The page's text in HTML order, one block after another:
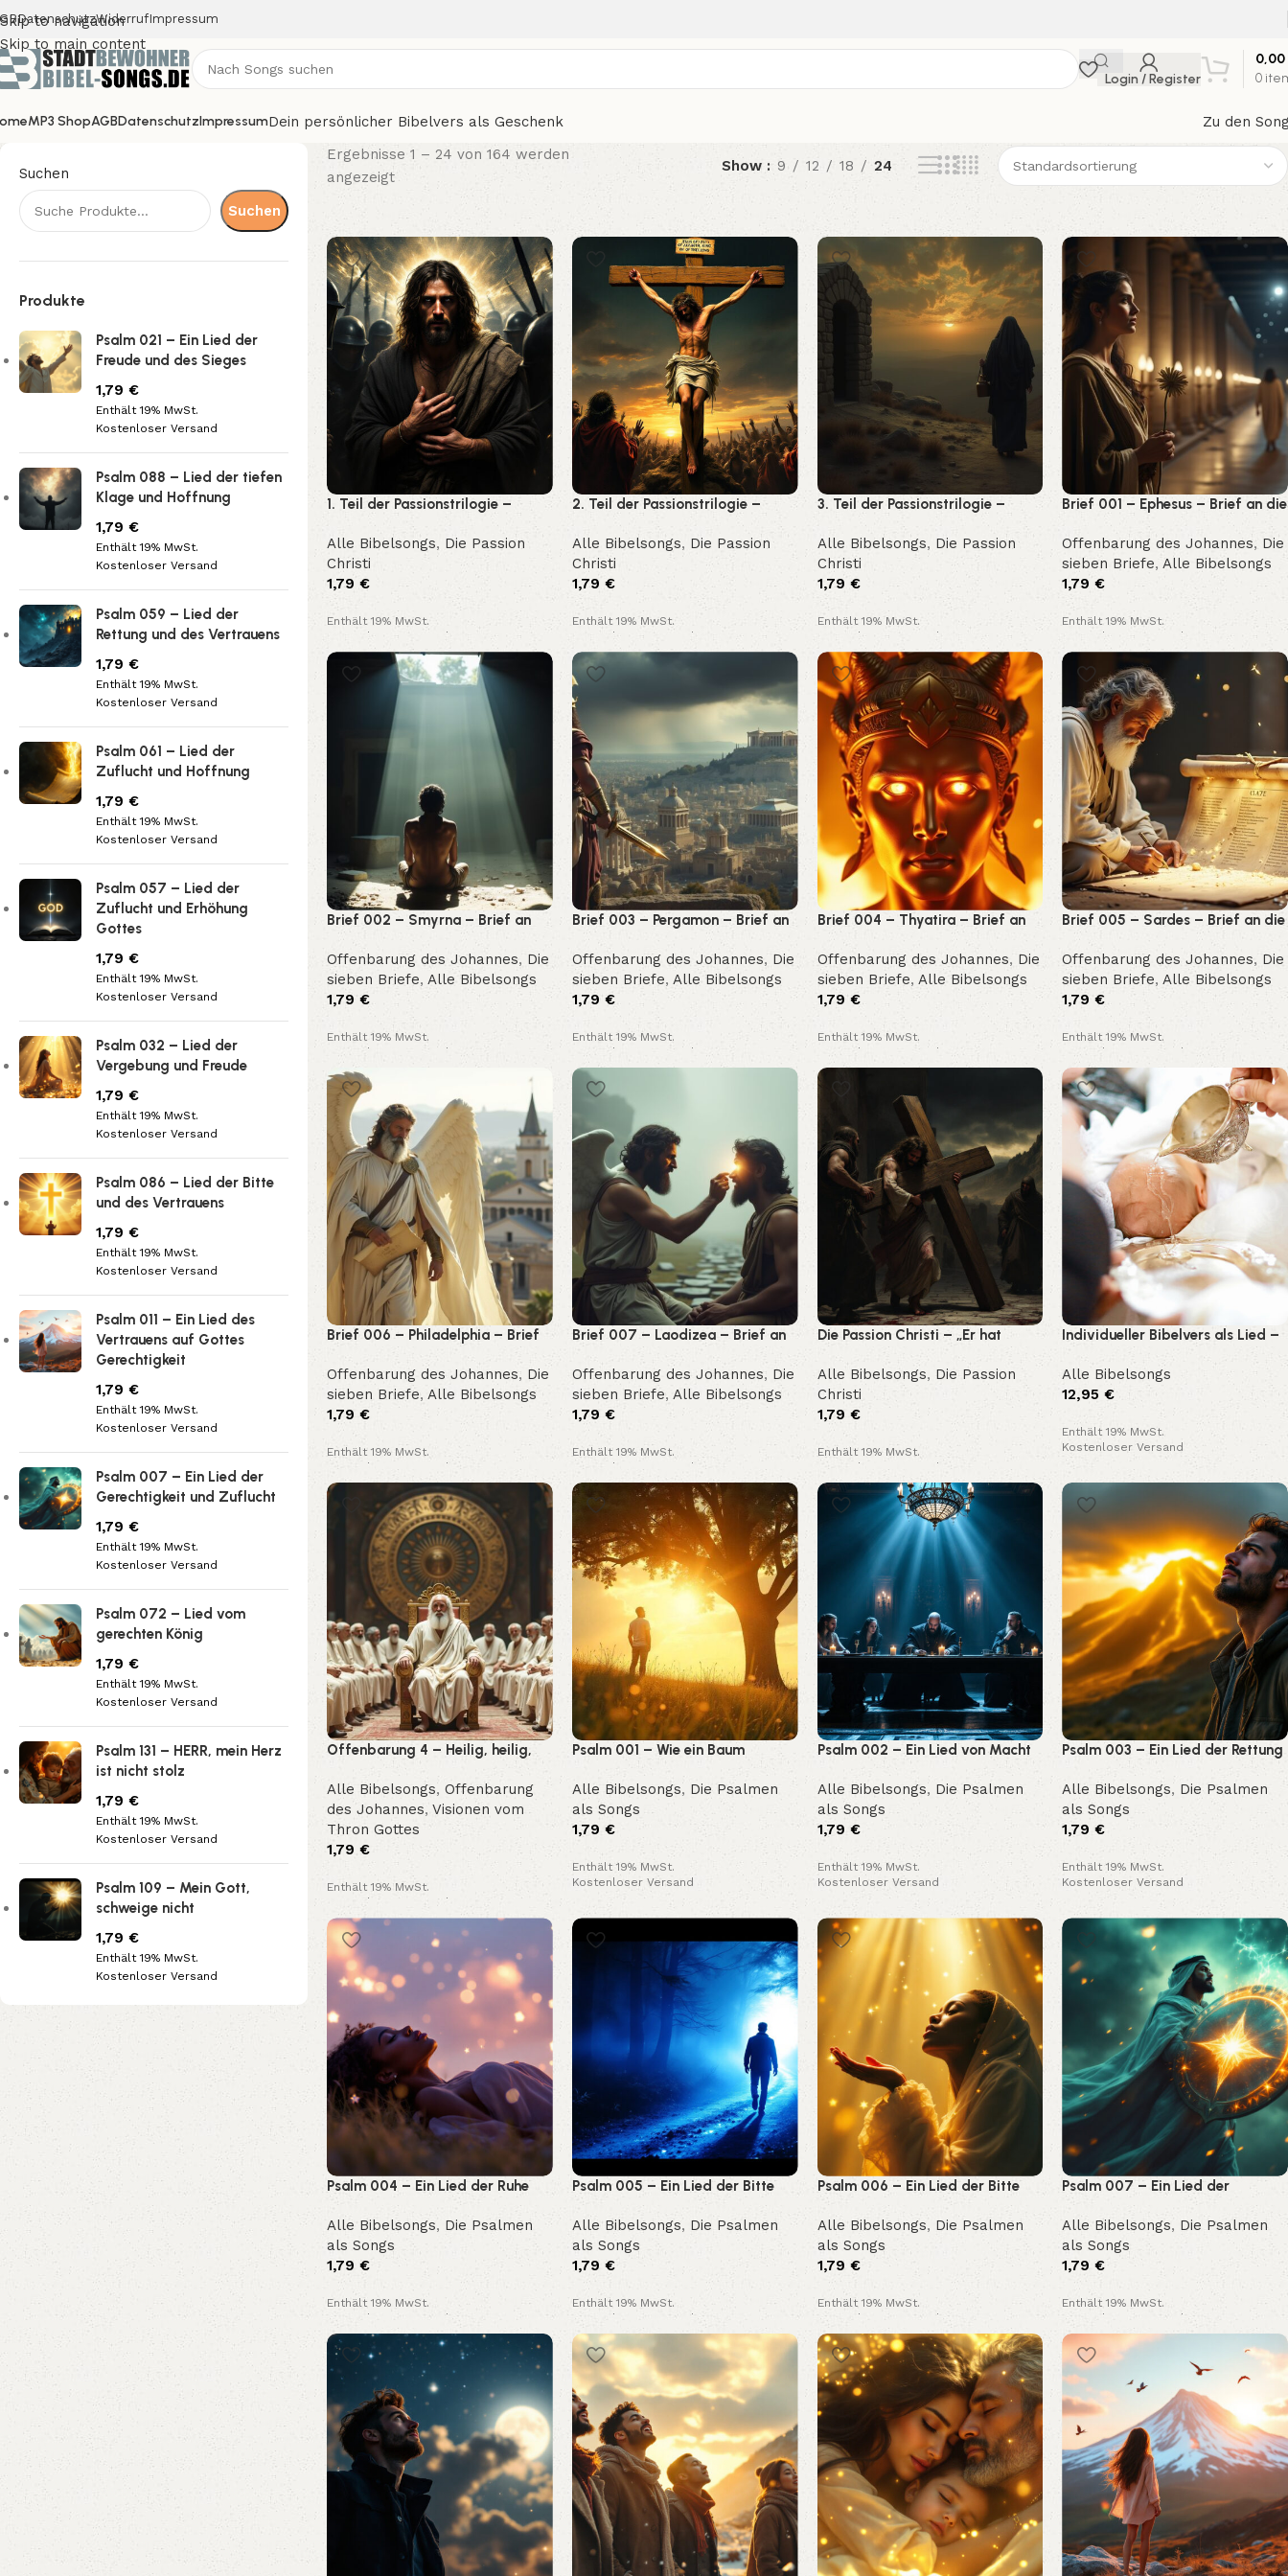
Skip to navigation
Skip to main content
DatenschutzWiderrufImpressum
Login / Register 0
0,00
MP3 ShopAGBDatenschutzImpressumDein persönlicher Bibelvers als Geschenk Zu den
Suchen
Suchen
Produkte
Psalm 021 – Ein Lied der
Freude und des Sieges
1,79 €
Enthält 19% MwSt.
Kostenloser Versand
Psalm 088 – Lied der tiefen
Klage und Hoffnung
1,79 €
Enthält 19% MwSt.
Kostenloser Versand
Psalm 059 – Lied der
Rettung und des Vertrauens
1,79 €
Enthält 19% MwSt.
Kostenloser Versand
Psalm 061 – Lied der
Zuflucht und Hoffnung
1,79 €
Enthält 19% MwSt.
Kostenloser Versand
Psalm 057 – Lied der
Zuflucht und Erhöhung
Gottes
1,79 €
Enthält 19% MwSt.
Kostenloser Versand
Psalm 032 – Lied der
Vergebung und Freude
1,79 €
Enthält 19% MwSt.
Kostenloser Versand
Psalm 086 – Lied der Bitte
und des Vertrauens
1,79 €
Enthält 19% MwSt.
Kostenloser Versand
Psalm 011 – Ein Lied des
Vertrauens auf Gottes
Gerechtigkeit
1,79 €
Enthält 19% MwSt.
Kostenloser Versand
Psalm 007 – Ein Lied der
Gerechtigkeit und Zuflucht
1,79 €
Enthält 19% MwSt.
Kostenloser Versand
Psalm 072 – Lied vom
gerechten König
1,79 €
Enthält 19% MwSt.
Kostenloser Versand
Psalm 131 – HERR, mein Herz
ist nicht stolz
1,79 €
Enthält 19% MwSt.
Kostenloser Versand
Psalm 109 – Mein Gott,
schweige nicht
1,79 €
Enthält 19% MwSt.
Kostenloser Versand
Ergebnisse 1 – 24 von 164 werden
angezeigt
Show 9 12 18 24
1. Teil der Passionstrilogie –
Verraten und gefangen
Alle Bibelsongs, Die Passion
Christi
1,79 €
Enthält 19% MwSt.
Kostenloser Versand
2. Teil der Passionstrilogie –
Gekreuzigt
Alle Bibelsongs, Die Passion
Christi
1,79 €
Enthält 19% MwSt.
Kostenloser Versand
3. Teil der Passionstrilogie –
Auferstanden
Alle Bibelsongs, Die Passion
Christi
1,79 €
Enthält 19% MwSt.
Kostenloser Versand
Brief 001 – Ephesus – Brief an die
Gemeinde (Offenbarung 2,1–7)
Offenbarung des Johannes, Die
sieben Briefe,Alle Bibelsongs
1,79€
Enthält 19% MwSt.
Kostenloser Versand
Brief 002 – Smyrna – Brief an
die Gemeinde (Offenbarung
2,8–11)
Offenbarung des Johannes, Die
sieben Briefe, Alle Bibelsongs
1,79 €
Enthält 19% MwSt.
Kostenloser Versand
Brief 003 – Pergamon – Brief an
die Gemeinde (Offenbarung
2,12–17)
Offenbarung des Johannes, Die
sieben Briefe, Alle Bibelsongs
1,79 €
Enthält 19% MwSt.
Kostenloser Versand
Brief 004 – Thyatira – Brief an
die Gemeinde (Offenbarung
2,18–29)
Offenbarung des Johannes, Die
sieben Briefe, Alle Bibelsongs
1,79 €
Enthält 19% MwSt.
Kostenloser Versand
Brief 005 – Sardes – Brief an die
Gemeinde (Offenbarung 3,1-6)
Offenbarung des Johannes, Die
sieben Briefe,Alle Bibelsongs
1,79€
Enthält 19% MwSt.
Kostenloser Versand
Brief 006 – Philadelphia – Brief
3,7-13)
Offenbarung des Johannes, Die
sieben Briefe, Alle Bibelsongs
1,79 €
Enthält 19% MwSt.
Kostenloser Versand
Brief 007 – Laodizea – Brief an
3,14-22)
Offenbarung des Johannes, Die
sieben Briefe, Alle Bibelsongs
1,79 €
Enthält 19% MwSt.
Kostenloser Versand
Die Passion Christi – „Er hat
Alle Bibelsongs, Die Passion
Christi
1,79 €
Enthält 19% MwSt.
Kostenloser Versand
Individueller Bibelvers als Lied –
bleibendem Klang
Alle Bibelsongs
12,95€
Enthält 19% MwSt.
Kostenloser Versand
Offenbarung 4 – Heilig, heilig,
heilig – Der Thron im Himmel
Alle Bibelsongs, Offenbarung
des Johannes, Visionen vom
Thron Gottes
1,79 €
Enthält 19% MwSt.
Kostenloser Versand
Psalm 001 – Wie ein Baum
Alle Bibelsongs, Die Psalmen
als Songs
1,79 €
Enthält 19% MwSt.
Kostenloser Versand
Psalm 002 – Ein Lied von Macht
Alle Bibelsongs, Die Psalmen
als Songs
1,79 €
Enthält 19% MwSt.
Kostenloser Versand
Psalm 003 – Ein Lied der Rettung
und Zuversicht
Alle Bibelsongs, Die Psalmen
als Songs
1,79€
Enthält 19% MwSt.
Kostenloser Versand
Psalm 004 – Ein Lied der Ruhe
und Zuversicht
Alle Bibelsongs, Die Psalmen
als Songs
1,79 €
Enthält 19% MwSt.
Kostenloser Versand
Psalm 005 – Ein Lied der Bitte
und Hoffnung
Alle Bibelsongs, Die Psalmen
als Songs
1,79 €
Enthält 19% MwSt.
Kostenloser Versand
Psalm 006 – Ein Lied der Bitte
und des Trostes
Alle Bibelsongs, Die Psalmen
als Songs
1,79 €
Enthält 19% MwSt.
Kostenloser Versand
Psalm 007 – Ein Lied der
Gerechtigkeit und Zuflucht
Alle Bibelsongs, Die Psalmen
als Songs
1,79€
Enthält 19% MwSt.
Kostenloser Versand